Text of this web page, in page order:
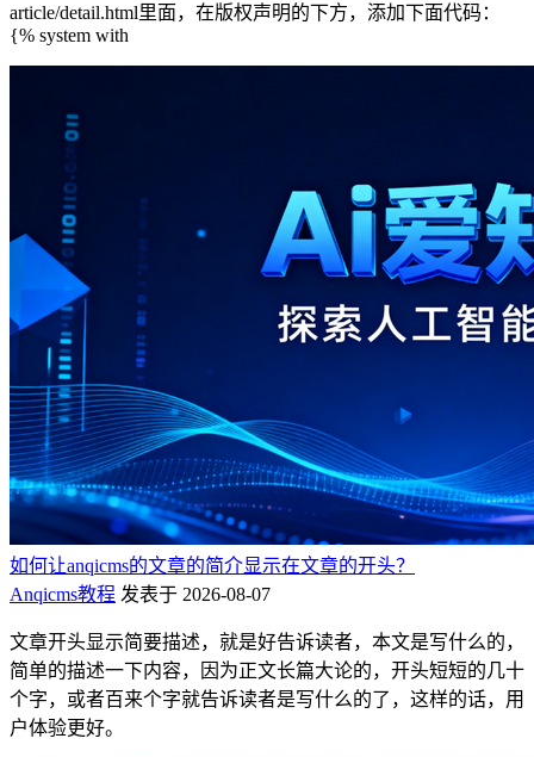
article/detail.html里面，在版权声明的下方，添加下面代码：
{% system with
如何让anqicms的文章的简介显示在文章的开头？
Anqicms教程 发表于 2026-08-07
文章开头显示简要描述，就是好告诉读者，本文是写什么的，
简单的描述一下内容，因为正文长篇大论的，开头短短的几十
个字，或者百来个字就告诉读者是写什么的了，这样的话，用
户体验更好。